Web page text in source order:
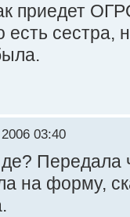
приедет
есть сестра,
03:40
Передала
на форму,